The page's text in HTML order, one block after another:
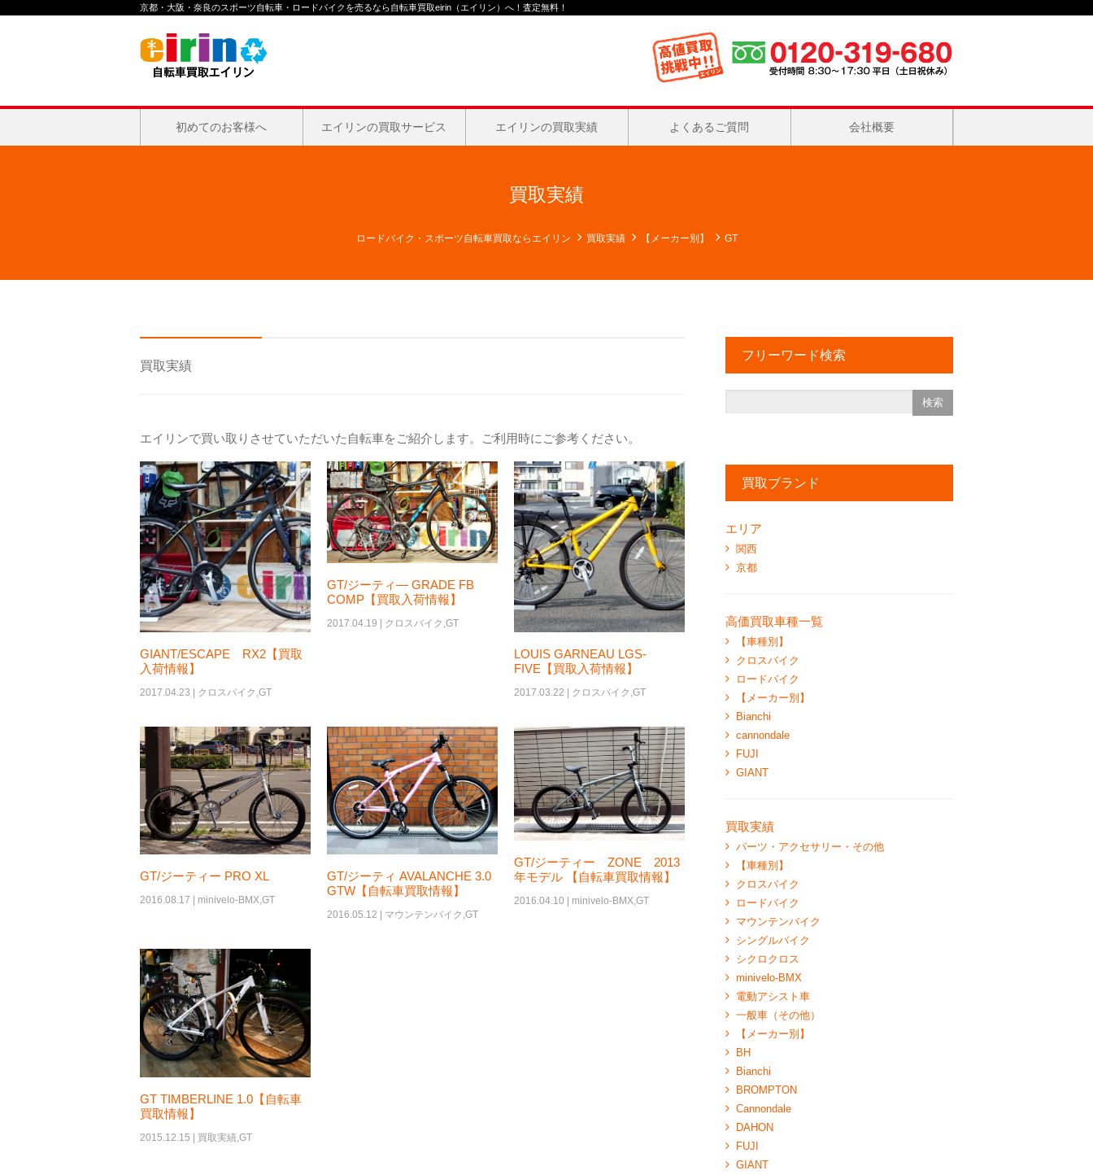
京都・大阪・奈良のスポーツ自転車・ロードバイクを売るなら自転車買取eirin（エイリン）へ！査定無料！
初めてのお客様へ エイリンの買取サービス エイリンの買取実績 よくあるご質問 会社概要
買取実績
ロードバイク・スポーツ自転車買取ならエイリン 買取実績 【メーカー別】 GT
買取実績
エイリンで買い取りさせていただいた自転車をご紹介します。ご利用時にご参考ください。
GIANT/ESCAPE RX2【買取
入荷情報】
2017.04.23 | クロスバイク GT
GT/ジーティ― GRADE FB
COMP【買取入荷情報】
2017.04.19 | クロスバイク GT
LOUIS GARNEAU LGS-
FIVE【買取入荷情報】
2017.03.22 | クロスバイク GT
GT/ジーティー PRO XL
2016.08.17 | minivelo-BMX,GT
GT/ジーティ AVALANCHE 3.0
GTW【自転車買取情報】
2016.05.12 | マウンテンバイク ,GT
GT/ジーティー ZONE 2013
年モデル 【自転車買取情報】
2016.04.10 | minivelo-BMX GT
GT TIMBERLINE 1.0【自転車
買取情報】
2015.12.15 | 買取実績 GT
フリーワード検索
買取ブランド
エリア
関西
京都
高価買取車種一覧
【車種別】
クロスバイク
ロードバイク
【メーカー別】
Bianchi
cannondale
FUJI
GIANT
買取実績
パーツ・アクセサリー・その他
【車種別】
クロスバイク
ロードバイク
マウンテンバイク
シングルバイク
シクロクロス
minivelo-BMX
電動アシスト車
一般車（その他）
【メーカー別】
BH
Bianchi
BROMPTON
Cannondale
DAHON
FUJI
GIANT